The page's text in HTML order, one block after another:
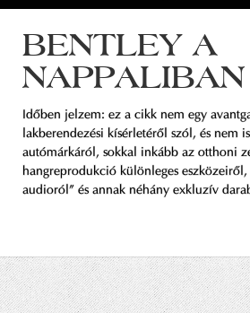
BENTLEY A
NAPPALIBAN
Időben jelzem: ez a cikk nem egy
lakberendezési kísérletéről szól, és nem
autómárkáról, sokkal inkább az otthoni
hangreprodukció különleges
audioról” és annak néhány exkluzív